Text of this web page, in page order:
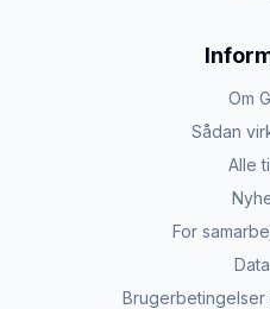
Om
Sådan
Alle
For